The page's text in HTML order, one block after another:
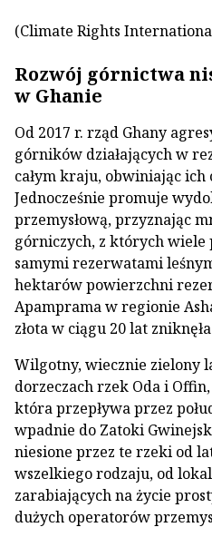
(Climate Rights
Rozwój górnictwa
w Ghanie
Od 2017 r. rząd Ghany
górników działających w
całym kraju, obwiniając ich
Jednocześnie promuje
przemysłową, przyznając
górniczych, z których
samymi rezerwatami
hektarów powierzchni
Apamprama w regionie
złota w ciągu 20 lat
Wilgotny, wiecznie zielony
dorzeczach rzek Oda i
która przepływa przez
wpadnie do Zatoki
niesione przez te rzeki od
wszelkiego rodzaju, od
zarabiających na życie
dużych operatorów